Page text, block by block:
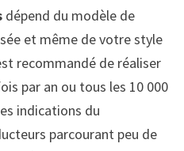
dépend du modèle de
et même de votre style
recommandé de réaliser
par an ou tous les 10 000
indications du
parcourant peu de